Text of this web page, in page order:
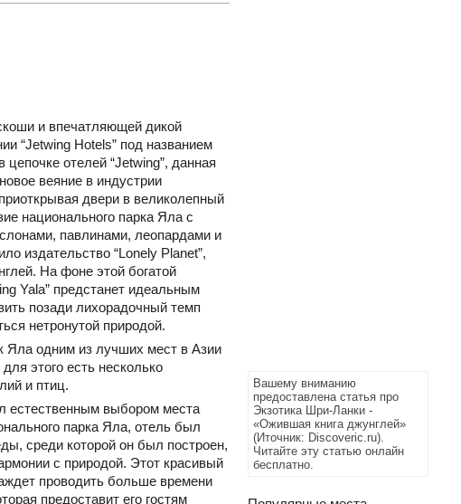
Вашему вниманию
предоставлена статья про
Экзотика Шри-Ланки -
«Ожившая книга джунглей»
(Иточник: Discoveric.ru).
Читайте эту статью онлайн
бесплатно.
и впечатляющей дикой
“Jetwing Hotels” под названием
цепочке отелей “Jetwing”, данная
веяние в индустрии
двери в великолепный
национального парка Яла с
павлинами, леопардами и
издательство “Lonely Planet”,
На фоне этой богатой
Yala” предстанет идеальным
позади лихорадочный темп
нетронутой природой.
Яла одним из лучших мест в Азии
этого есть несколько
и птиц.
естественным выбором места
парка Яла, отель был
среди которой он был построен,
с природой. Этот красивый
проводить больше времени
предоставит его гостям